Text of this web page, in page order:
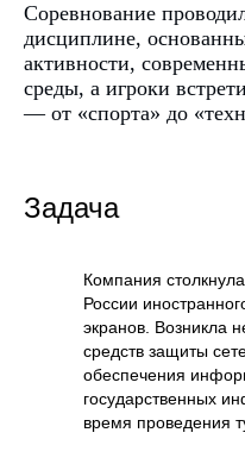
Соревнование
дисциплине,
активности,
среды, а игроки
— от «спорта» до
Задача
Компания
России
экранов. Возникла
средств защиты
обеспечения
государственных
время проведения